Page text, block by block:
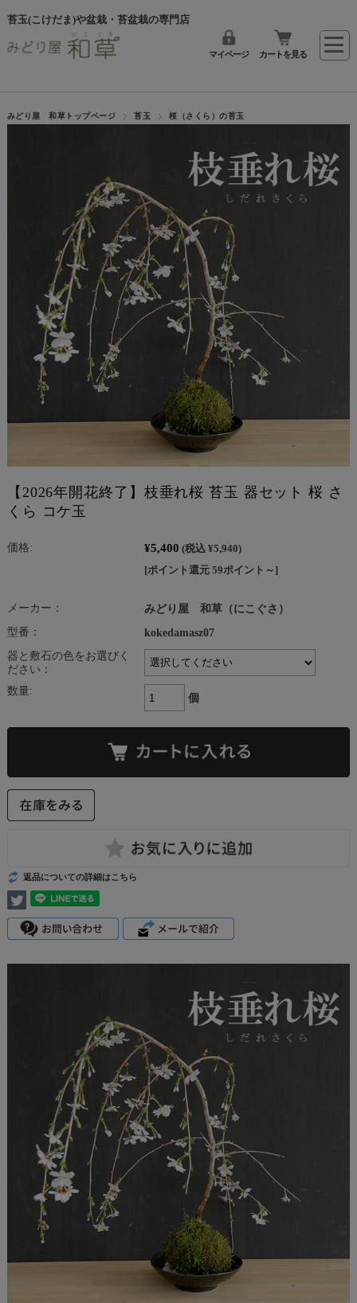
苔玉(こけだま)や盆栽・苔盆栽の専門店
マイページ カートを見る
みどり屋 和草トップページ 苔玉 桜（さくら）の苔玉
【2026年開花終了】枝垂れ桜 苔玉 器セット 桜 さ
くら コケ玉
価格: ¥5,400 (税込 ¥5,940)
[ポイント還元 59ポイント～]
メーカー：
みどり屋 和草（にこぐさ）
型番：
kokedamasz07
器と敷石の色をお選びく
ださい：
数量:
個
返品についての詳細はこちら